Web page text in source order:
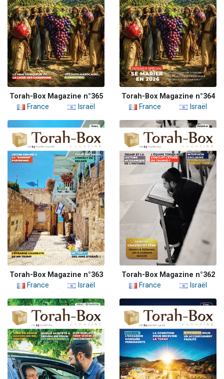
Torah-Box Magazine n°365
France
Israël
Torah-Box Magazine n°364
France
Israël
Torah-Box Magazine n°363
France
Israël
Torah-Box Magazine n°362
France
Israël